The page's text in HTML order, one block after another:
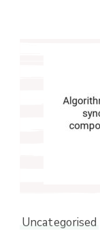
Uncategorised